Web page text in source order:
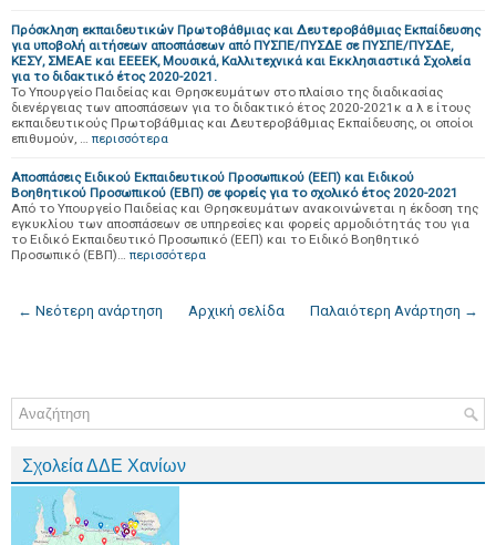
Πρόσκληση εκπαιδευτικών Πρωτοβάθμιας και Δευτεροβάθμιας Εκπαίδευσης
για υποβολή αιτήσεων αποσπάσεων από ΠΥΣΠΕ/ΠΥΣΔΕ σε ΠΥΣΠΕ/ΠΥΣΔΕ,
ΚΕΣΥ, ΣΜΕΑΕ και ΕΕΕΕΚ, Μουσικά, Καλλιτεχνικά και Εκκλησιαστικά Σχολεία
για το διδακτικό έτος 2020-2021.
Το Υπουργείο Παιδείας και Θρησκευμάτων στο πλαίσιο της διαδικασίας
διενέργειας των αποσπάσεων για το διδακτικό έτος 2020-2021κ α λ ε ίτους
εκπαιδευτικούς Πρωτοβάθμιας και Δευτεροβάθμιας Εκπαίδευσης, οι οποίοι
επιθυμούν, … περισσότερα
Αποσπάσεις Ειδικού Εκπαιδευτικού Προσωπικού (ΕΕΠ) και Ειδικού
Βοηθητικού Προσωπικού (ΕΒΠ) σε φορείς για το σχολικό έτος 2020-2021
Από το Υπουργείο Παιδείας και Θρησκευμάτων ανακοινώνεται η έκδοση της
εγκυκλίου των αποσπάσεων σε υπηρεσίες και φορείς αρμοδιότητάς του για
το Ειδικό Εκπαιδευτικό Προσωπικό (ΕΕΠ) και το Ειδικό Βοηθητικό
Προσωπικό (ΕΒΠ)… περισσότερα
← Νεότερη ανάρτηση Παλαιότερη Ανάρτηση →
Αρχική σελίδα
Σχολεία ΔΔΕ Χανίων